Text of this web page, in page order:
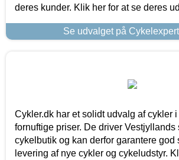
deres kunder. Klik her for at se deres
Se udvalget på
Cykler.dk har et solidt udvalg af cykler i
fornuftige priser. De driver Vestjyllands
cykelbutik og kan derfor garantere god
levering af nye cykler og cykeludstyr.